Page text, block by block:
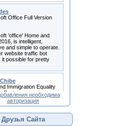
необходима
авторизация
Друзья Сайта